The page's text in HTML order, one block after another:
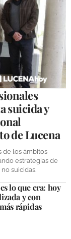
suicida y
de Lucena
de los ámbitos
estrategias de
suicidas.
lo que era: hoy
y con
rápidas